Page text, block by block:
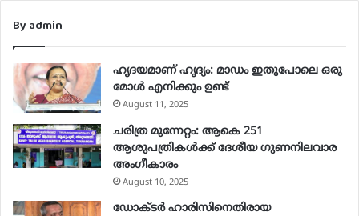
By admin
ഹൃദയമാണ് ഹൃദ്യം: മാഡം ഇതുപോലെ ഒരു
മോള്‍ എനിക്കും ഉണ്ട്
August 11, 2025
ചരിത്ര മുന്നേറ്റം: ആകെ 251
ആശുപത്രികള്‍ക്ക് ദേശീയ ഗുണനിലവാര
അംഗീകാരം
August 10, 2025
ഡോക്ടർ ഹാരിസിനെതിരായ